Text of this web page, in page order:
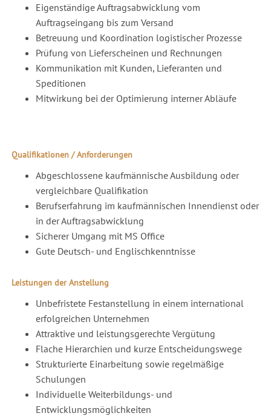
Eigenständige Auftragsabwicklung vom
Auftragseingang bis zum Versand
Betreuung und Koordination logistischer Prozesse
Prüfung von Lieferscheinen und Rechnungen
Kommunikation mit Kunden, Lieferanten und
Speditionen
Mitwirkung bei der Optimierung interner Abläufe
Qualifikationen / Anforderungen
Abgeschlossene kaufmännische Ausbildung oder
vergleichbare Qualifikation
Berufserfahrung im kaufmännischen Innendienst oder
in der Auftragsabwicklung
Sicherer Umgang mit MS Office
Gute Deutsch- und Englischkenntnisse
Leistungen der Anstellung
Unbefristete Festanstellung in einem international
erfolgreichen Unternehmen
Attraktive und leistungsgerechte Vergütung
Flache Hierarchien und kurze Entscheidungswege
Strukturierte Einarbeitung sowie regelmäßige
Schulungen
Individuelle Weiterbildungs- und
Entwicklungsmöglichkeiten